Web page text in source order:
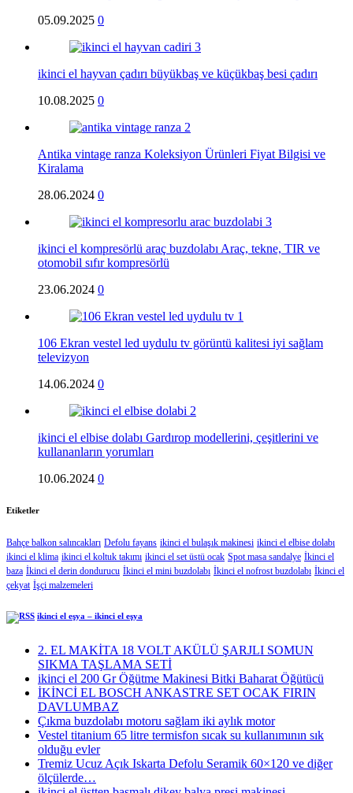
05.09.2025 0
ikinci el hayvan çadırı büyükbaş ve küçükbaş besi çadırı
10.08.2025 0
Antika vintage ranza Koleksiyon Ürünleri Fiyat Bilgisi ve
Kiralama
28.06.2024 0
ikinci el kompresörlü araç buzdolabı Araç, tekne, TIR ve
otomobil sıfır kompresörlü
23.06.2024 0
106 Ekran vestel led uydulu tv görüntü kalitesi iyi sağlam
televizyon
14.06.2024 0
ikinci el elbise dolabı Gardırop modellerini, çeşitlerini ve
kullananların yorumları
10.06.2024 0
Etiketler
Bahçe balkon salıncakları Defolu fayans ikinci el bulaşık makinesi ikinci el elbise dolabı
ikinci el klima ikinci el koltuk takımı ikinci el set üstü ocak Spot masa sandalye İkinci el
baza İkinci el derin dondurucu İkinci el mini buzdolabı İkinci el nofrost buzdolabı İkinci el
çekyat İşçi malzemeleri
ikinci el eşya – ikinci el eşya
2. EL MAKİTA 18 VOLT AKÜLÜ ŞARJLI SOMUN
SIKMA TAŞLAMA SETİ
ikinci el 200 Gr Öğütme Makinesi Bitki Baharat Öğütücü
İKİNCİ EL BOSCH ANKASTRE SET OCAK FIRIN
DAVLUMBAZ
Çıkma buzdolabı motoru sağlam iki aylık motor
Vestel titanium 65 litre termisfon sıcak su kullanımının sık
olduğu evler
Tremiz Ucuz Açık Iskarta Defolu Seramik 60×120 ve diğer
ölçülerde…